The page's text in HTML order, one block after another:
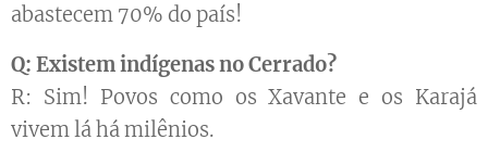
abastecem 70% do país!
Q: Existem indígenas no Cerrado?
R: Sim! Povos como os Xavante e os Karajá
vivem lá há milênios.